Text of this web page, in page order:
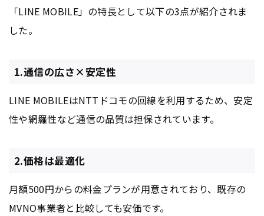
「LINE MOBILE」の特長として以下の3点が紹介されま
した。
1.通信の広さ×安定性
LINE MOBILEはNTTドコモの回線を利用するため、安定
性や網羅性など通信の品質は担保されています。
2.価格は最適化
月額500円からの料金プランが用意されており、既存の
MVNO事業者と比較しても安価です。